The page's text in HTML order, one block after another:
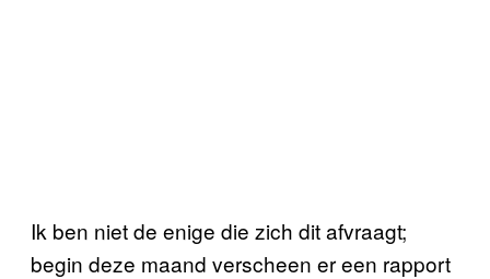
Ik ben niet de enige die zich dit afvraagt;
begin deze maand verscheen er een rapport